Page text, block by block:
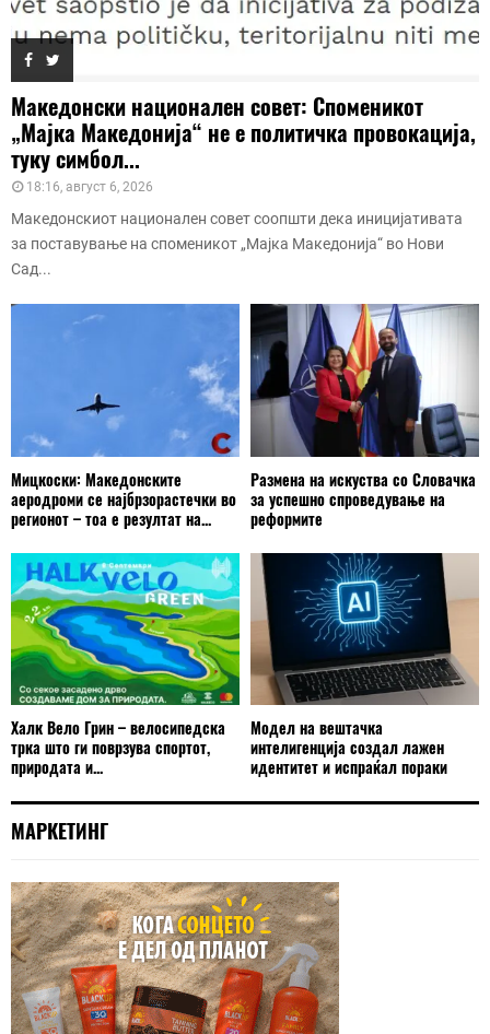
Македонски национален совет: Споменикот
„Мајка Македонија“ не е политичка провокација,
туку симбол...
18:16, август 6, 2026
Македонскиот национален совет соопшти дека иницијативата
за поставување на споменикот „Мајка Македонија“ во Нови
Сад...
Мицкоски: Македонските
аеродроми се најбрзорастечки во
регионот – тоа е резултат на...
Размена на искуства со Словачка
за успешно спроведување на
реформите
Халк Вело Грин – велосипедска
трка што ги поврзува спортот,
природата и...
Модел на вештачка
интелигенција создал лажен
идентитет и испраќал пораки
МАРКЕТИНГ